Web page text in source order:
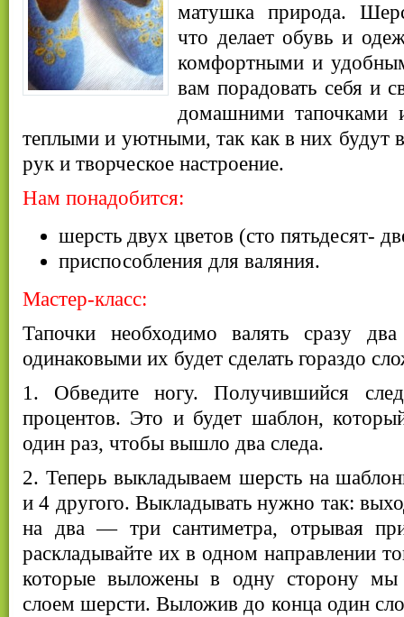
матушка природа.
что делает обувь и
комфортными и
вам порадовать себя и
домашними тапочками
теплыми и уютными, так как в них будут
рук и творческое настроение.
Нам понадобится:
шерсть двух цветов (сто пятьдесят-
приспособления для валяния.
Мастер-класс:
Тапочки необходимо валять сразу
одинаковыми их будет сделать гораздо
1. Обведите ногу. Получившийся
процентов. Это и будет шаблон,
один раз, чтобы вышло два следа.
2. Теперь выкладываем шерсть на
и 4 другого. Выкладывать нужно так:
на два — три сантиметра, отрывая
раскладывайте их в одном направлении
которые выложены в одну сторону мы
слоем шерсти. Выложив до конца один